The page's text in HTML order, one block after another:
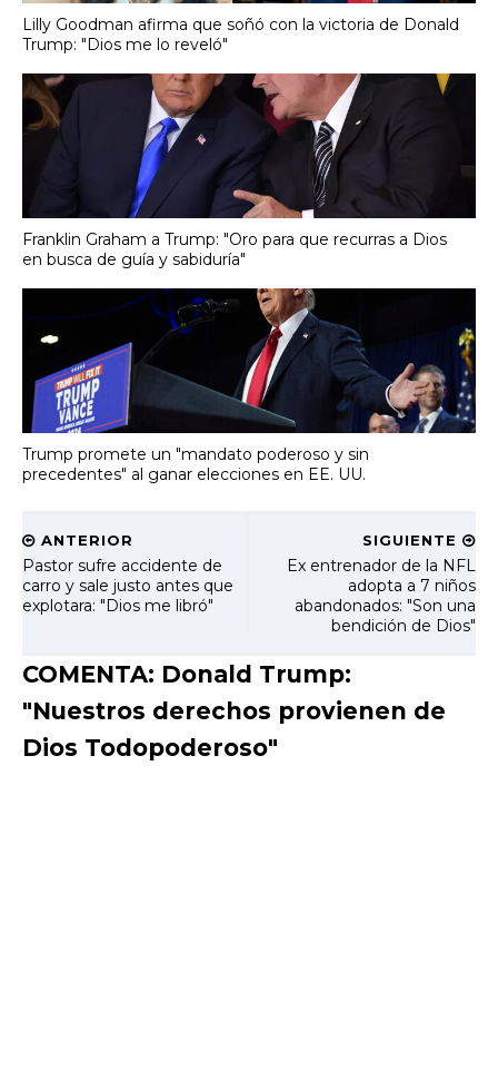
Lilly Goodman afirma que soñó con la victoria de Donald
Trump: "Dios me lo reveló"
Franklin Graham a Trump: "Oro para que recurras a Dios
en busca de guía y sabiduría"
Trump promete un "mandato poderoso y sin
precedentes" al ganar elecciones en EE. UU.
SIGUIENTE
Ex entrenador de la NFL
adopta a 7 niños
abandonados: "Son una
bendición de Dios"
ANTERIOR
Pastor sufre accidente de
carro y sale justo antes que
explotara: "Dios me libró"
COMENTA: Donald Trump:
"Nuestros derechos provienen de
Dios Todopoderoso"